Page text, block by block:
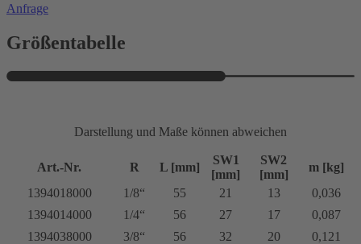
Anfrage
Größentabelle
Darstellung und Maße können abweichen
Art.-Nr. R L [mm]
SW1
[mm]
SW2
[mm]
m [kg]
1394018000
1/8“ 55 21 13
0,036
1394014000
1/4“ 56 27 17
0,087
1394038000
3/8“ 56 32 20
0,121